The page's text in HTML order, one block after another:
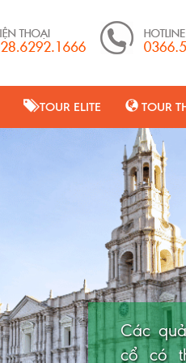
TOUR ELITE TOUR
Các
cổ có
Ngắm